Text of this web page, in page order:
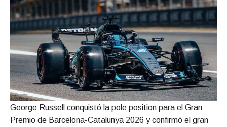
George Russell conquistó la pole position para el Gran
Premio de Barcelona-Catalunya 2026 y confirmó el gran